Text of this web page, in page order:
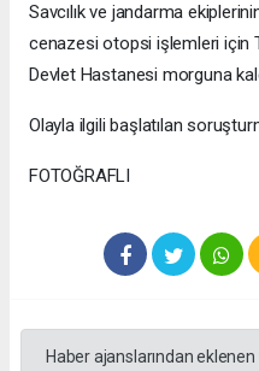
Savcılık ve jandarma
cenazesi otopsi işlemleri için
Devlet Hastanesi morguna
Olayla ilgili başlatılan
FOTOĞRAFLI
Haber ajanslarından